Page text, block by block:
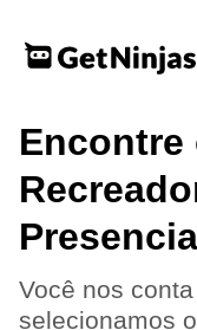
Encontre
Você nos
selecionamos